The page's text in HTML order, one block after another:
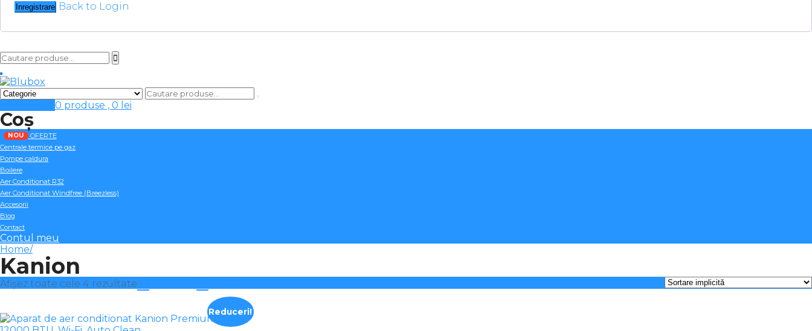
Inregistrare Back to Login
0 produse , 0 lei
Coș
NOU OFERTE
Centrale termice pe gaz
Pompe caldura
Boilere
Aer Conditionat R32
Aer Conditionat Windfree (Breezless)
Accesorii
Blog
Contact
Contul meu
Home
Kanion
Afișez toate cele 4 rezultate
Reduceri!